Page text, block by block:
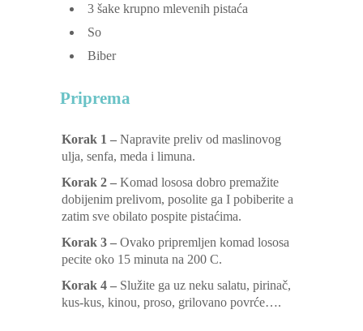
3 šake krupno mlevenih pistaća
So
Biber
Priprema
Korak 1 – Napravite preliv od maslinovog
ulja, senfa, meda i limuna.
Korak 2 – Komad lososa dobro premažite
dobijenim prelivom, posolite ga I pobiberite a
zatim sve obilato pospite pistaćima.
Korak 3 – Ovako pripremljen komad lososa
pecite oko 15 minuta na 200 C.
Korak 4 – Služite ga uz neku salatu, pirinač,
kus-kus, kinou, proso, grilovano povrće….